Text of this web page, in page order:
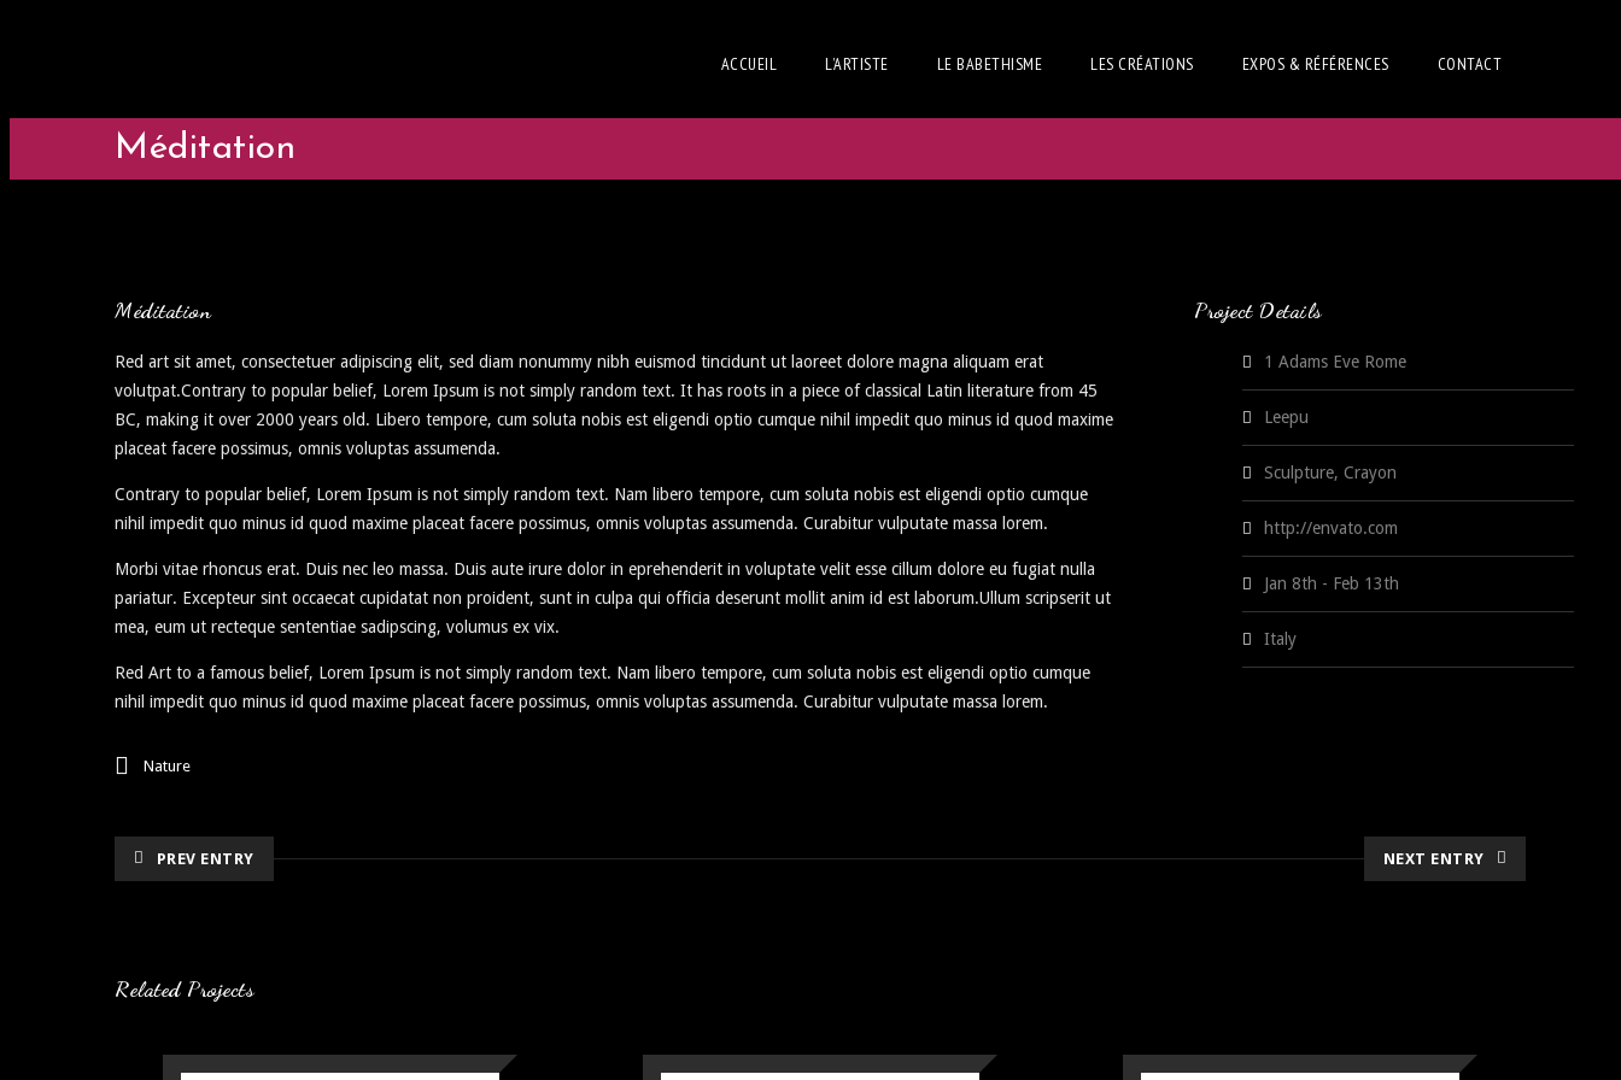
ACCUEIL L’ARTISTE LE BABETHISME LES CRÉATIONS EXPOS & RÉFÉRENCES CONTACT
Méditation
Méditation
Red art sit amet, consectetuer adipiscing elit, sed diam nonummy nibh euismod tincidunt ut laoreet dolore magna aliquam erat
volutpat.Contrary to popular belief, Lorem Ipsum is not simply random text. It has roots in a piece of classical Latin literature from 45
BC, making it over 2000 years old. Libero tempore, cum soluta nobis est eligendi optio cumque nihil impedit quo minus id quod maxime
placeat facere possimus, omnis voluptas assumenda.
Contrary to popular belief, Lorem Ipsum is not simply random text. Nam libero tempore, cum soluta nobis est eligendi optio cumque
nihil impedit quo minus id quod maxime placeat facere possimus, omnis voluptas assumenda. Curabitur vulputate massa lorem.
Morbi vitae rhoncus erat. Duis nec leo massa. Duis aute irure dolor in eprehenderit in voluptate velit esse cillum dolore eu fugiat nulla
pariatur. Excepteur sint occaecat cupidatat non proident, sunt in culpa qui officia deserunt mollit anim id est laborum.Ullum scripserit ut
mea, eum ut recteque sententiae sadipscing, volumus ex vix.
Red Art to a famous belief, Lorem Ipsum is not simply random text. Nam libero tempore, cum soluta nobis est eligendi optio cumque
nihil impedit quo minus id quod maxime placeat facere possimus, omnis voluptas assumenda. Curabitur vulputate massa lorem.
Nature
Project Details
1 Adams Eve Rome
Leepu
Sculpture, Crayon
http://envato.com
Jan 8th - Feb 13th
Italy
PREV ENTRY NEXT ENTRY
Related Projects